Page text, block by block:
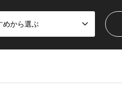
めから選ぶ